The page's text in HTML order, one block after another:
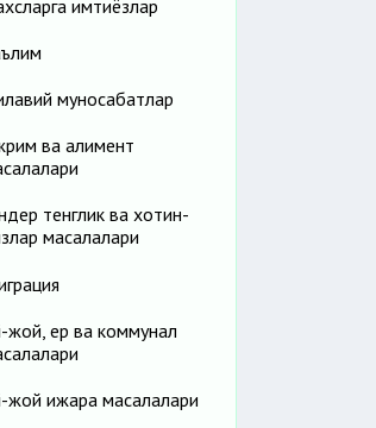
имтиёзлар
муносабатлар
ва алимент
тенглик ва хотин-
масалалари
жой, ер ва коммунал
жой ижара масалалари